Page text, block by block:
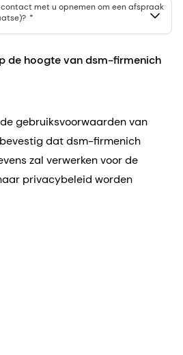
met u opnemen om een afspraak
de hoogte van dsm-firmenich
gebruiksvoorwaarden van
dat dsm-firmenich
zal verwerken voor de
privacybeleid worden